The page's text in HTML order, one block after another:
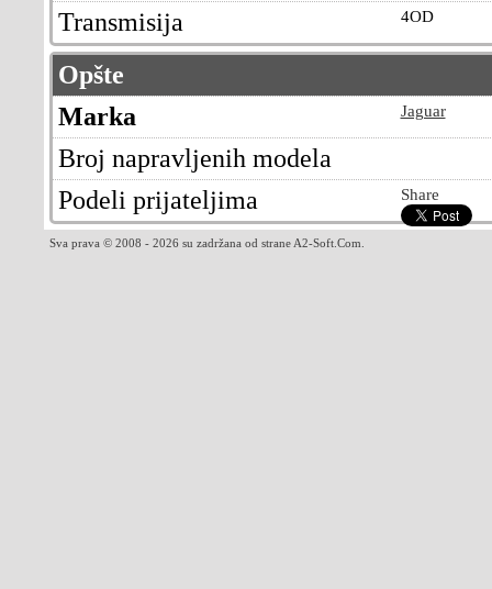
4OD
Transmisija
Opšte
Jaguar
Marka
Broj napravljenih modela
Share
Podeli prijateljima
Sva prava © 2008 - 2026 su zadržana od strane A2-Soft.Com.